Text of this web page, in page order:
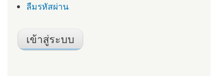
ลืมรหัสผ่าน